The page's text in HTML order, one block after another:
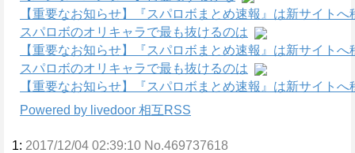
【重要なお知らせ】『スパロボまとめ速報』は新サイトへ
スパロボのオリキャラで最も抜けるのは
【重要なお知らせ】『スパロボまとめ速報』は新サイトへ
スパロボのオリキャラで最も抜けるのは
【重要なお知らせ】『スパロボまとめ速報』は新サイトへ
Powered by livedoor 相互RSS
1: 2017/12/04 02:39:10 No.469737618